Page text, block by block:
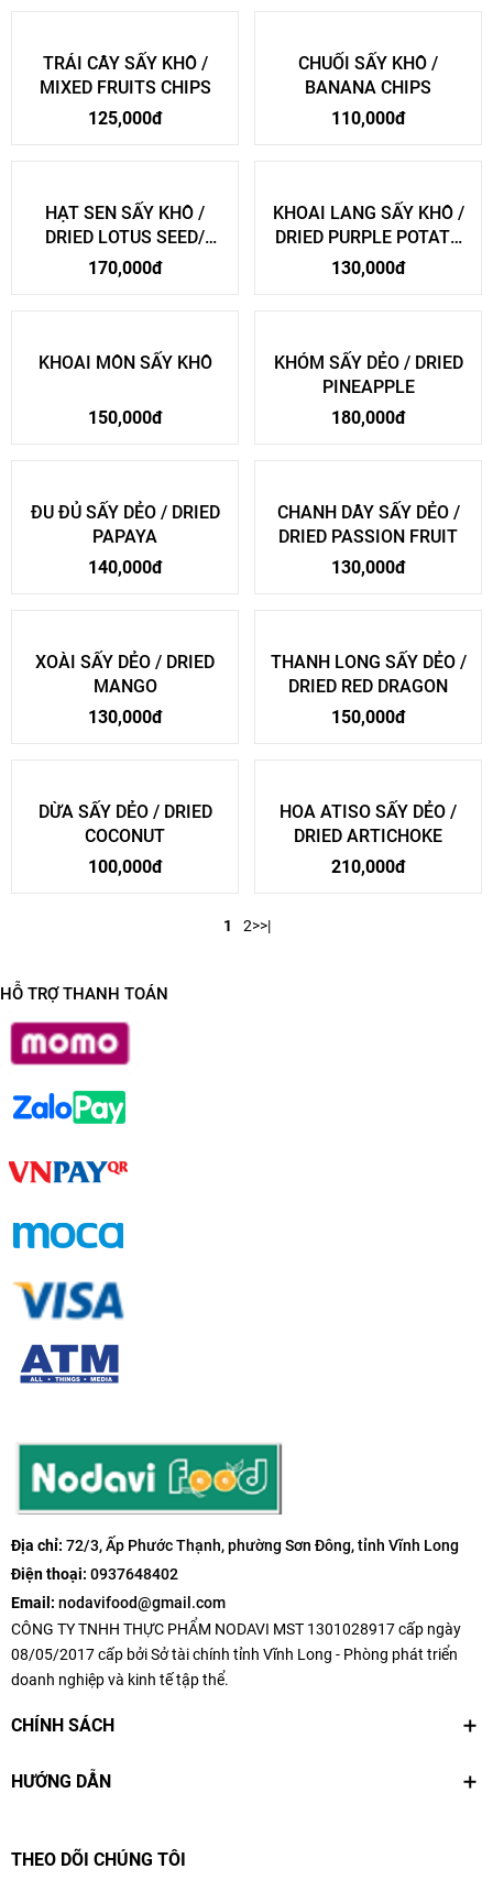
TRÁI CÂY SẤY KHÔ /
MIXED FRUITS CHIPS
125,000đ
CHUỐI SẤY KHÔ /
BANANA CHIPS
110,000đ
HẠT SEN SẤY KHÔ /
DRIED LOTUS SEED/
LOTUS SEED CHIPS
170,000đ
KHOAI LANG SẤY KHÔ /
DRIED PURPLE POTATO
SLICE
130,000đ
KHOAI MÔN SẤY KHÔ
150,000đ
KHÓM SẤY DẺO / DRIED
PINEAPPLE
180,000đ
ĐU ĐỦ SẤY DẺO / DRIED
PAPAYA
140,000đ
CHANH DÂY SẤY DẺO /
DRIED PASSION FRUIT
130,000đ
XOÀI SẤY DẺO / DRIED
MANGO
130,000đ
THANH LONG SẤY DẺO /
DRIED RED DRAGON
150,000đ
DỪA SẤY DẺO / DRIED
COCONUT
100,000đ
HOA ATISO SẤY DẺO /
DRIED ARTICHOKE
210,000đ
1 2>>|
HỖ TRỢ THANH TOÁN
Địa chỉ: 72/3, Ấp Phước Thạnh, phường Sơn Đông, tỉnh Vĩnh Long
Điện thoại: 0937648402
Email: nodavifood@gmail.com
CÔNG TY TNHH THỰC PHẨM NODAVI MST 1301028917 cấp ngày
08/05/2017 cấp bởi Sở tài chính tỉnh Vĩnh Long - Phòng phát triển
doanh nghiệp và kinh tế tập thể.
CHÍNH SÁCH
HƯỚNG DẪN
THEO DÕI CHÚNG TÔI